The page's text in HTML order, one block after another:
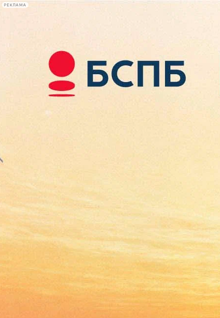
РЕКЛАМА
Сегодня:
2026.08.09
12:59
Афиша Plus